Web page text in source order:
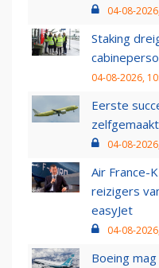
04-08-
Staking
04-08-2026,
Eerste
04-08-
Air France-
reizigers
easyJet
04-08-
Boeing